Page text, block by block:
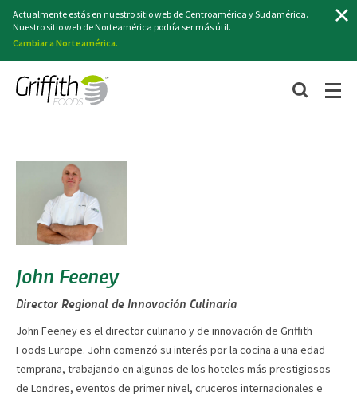
Actualmente estás en nuestro sitio web de Centroamérica y Sudamérica.
Nuestro sitio web de Norteamérica podría ser más útil.
Cambiar a Norteamérica.
John Feeney
Director Regional de Innovación Culinaria
John Feeney es el director culinario y de innovación de Griffith
Foods Europe. John comenzó su interés por la cocina a una edad
temprana, trabajando en algunos de los hoteles más prestigiosos
de Londres, eventos de primer nivel, cruceros internacionales e